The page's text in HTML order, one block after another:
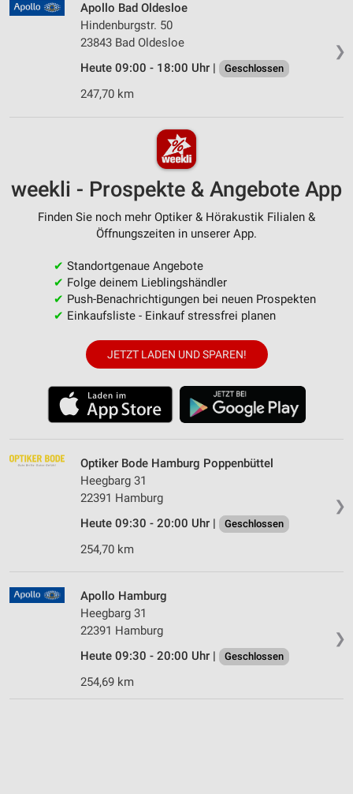
❯
Apollo Bad Oldesloe
Hindenburgstr. 50
23843 Bad Oldesloe
Heute 09:00 - 18:00 Uhr |
Geschlossen
247,70 km
weekli - Prospekte & Angebote App
Finden Sie noch mehr Optiker & Hörakustik Filialen &
Öffnungszeiten in unserer App.
✔ Standortgenaue Angebote
✔ Folge deinem Lieblingshändler
✔ Push-Benachrichtigungen bei neuen Prospekten
✔ Einkaufsliste - Einkauf stressfrei planen
JETZT LADEN UND SPAREN!
❯
Optiker Bode Hamburg Poppenbüttel
Heegbarg 31
22391 Hamburg
Heute 09:30 - 20:00 Uhr |
Geschlossen
254,70 km
❯
Apollo Hamburg
Heegbarg 31
22391 Hamburg
Heute 09:30 - 20:00 Uhr |
Geschlossen
254,69 km